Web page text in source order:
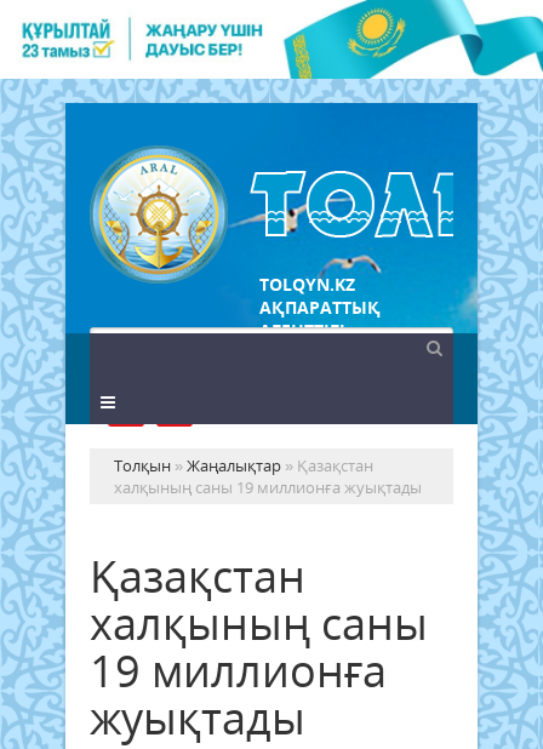
TOLQYN.KZ
АҚПАРАТТЫҚ
АГЕНТТІГІ
Толқын »Жаңалықтар » Қазақстан
халқының саны 19 миллионға жуықтады
Қазақстан
халқының саны
19 миллионға
жуықтады